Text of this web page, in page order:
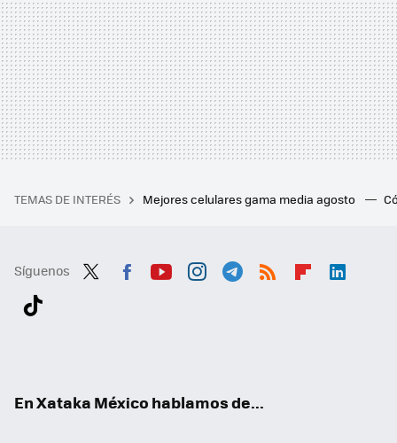
TEMAS DE INTERÉS Mejores celulares gama media agosto
Síguenos
En Xataka México hablamos de...